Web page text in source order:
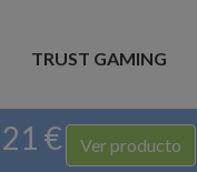
TRUST GAMING
21 € Ver producto